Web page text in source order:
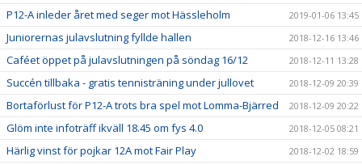
P12-A inleder året med seger mot Hässleholm 2019-01-06 13:45
Juniorernas julavslutning fyllde hallen 2018-12-16 13:46
Caféet öppet på julavslutningen på söndag 16/12 2018-12-11 13:28
Succén tillbaka - gratis tennisträning under jullovet 2018-12-09 20:39
Bortaförlust för P12-A trots bra spel mot Lomma-Bjärred 2018-12-09 20:22
Glöm inte infoträff ikväll 18.45 om fys 4.0 2018-12-05 08:21
Härlig vinst för pojkar 12A mot Fair Play 2018-12-02 18:59